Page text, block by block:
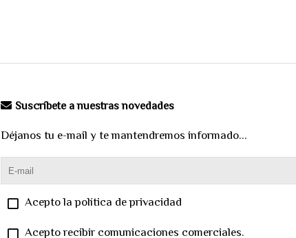
Suscríbete a nuestras novedades
Déjanos tu e-mail y te mantendremos informado...
Acepto la política de privacidad
Acepto recibir comunicaciones comerciales.